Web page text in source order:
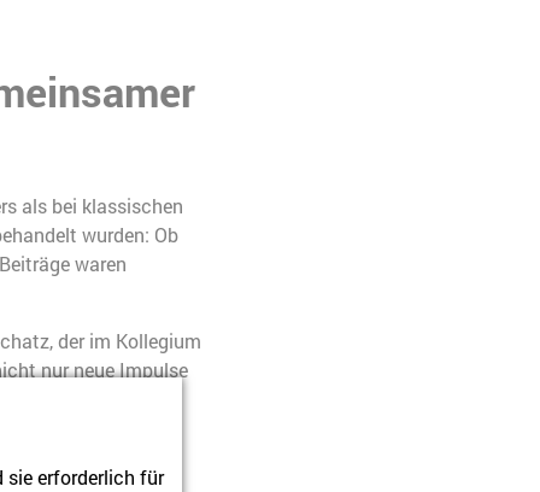
als bei klassischen
wurden: Ob
waren
der im Kollegium
nur neue Impulse
sie erforderlich für